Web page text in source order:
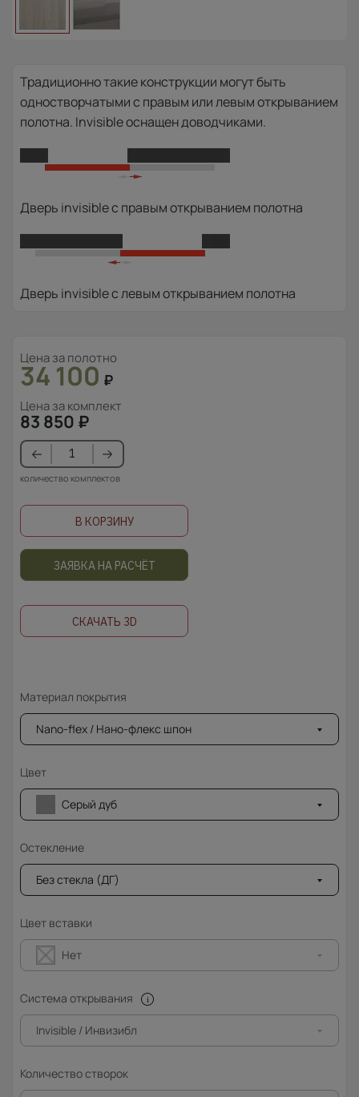
Традиционно такие конструкции могут быть
одностворчатыми с правым или левым открыванием
полотна. Invisible оснащен доводчиками.
Дверь invisible с правым открыванием полотна
Дверь invisible с левым открыванием полотна
Цена за полотно
34 100 ₽
Цена за комплект
83 850 ₽
количество комплектов
В КОРЗИНУ
ЗАЯВКА НА РАСЧЁТ
СКАЧАТЬ 3D
Материал покрытия
Nano-flex / Нано-флекс шпон
Цвет
Серый дуб
Остекление
Без стекла (ДГ)
Цвет вставки
Нет
Система открывания
Invisible / Инвизибл
Количество створок